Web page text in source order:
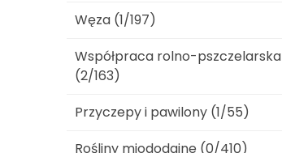
Węza (1/197)
Współpraca rolno-pszczelarska
(2/163)
Przyczepy i pawilony (1/55)
Rośliny miododajne (0/410)